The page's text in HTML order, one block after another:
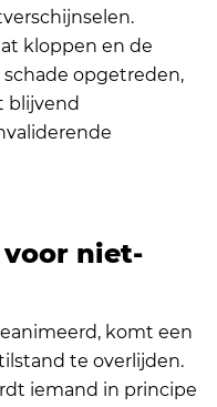
kloppen en de
opgetreden,
blijvend
niet-
komt een
te overlijden.
iemand in principe